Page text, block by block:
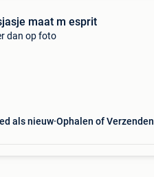
maat m esprit
dan op foto
als nieuw Ophalen of Verzenden